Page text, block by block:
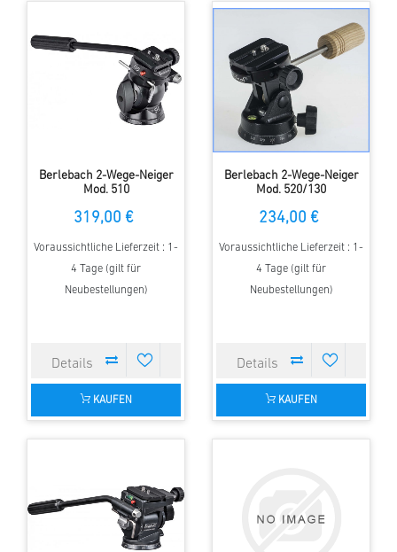
Berlebach 2-Wege-Neiger
Mod. 510
319,00 €
Voraussichtliche Lieferzeit : 1-
4 Tage (gilt für
Neubestellungen)
KAUFEN
Berlebach 2-Wege-Neiger
Mod. 520/130
234,00 €
Voraussichtliche Lieferzeit : 1-
4 Tage (gilt für
Neubestellungen)
KAUFEN